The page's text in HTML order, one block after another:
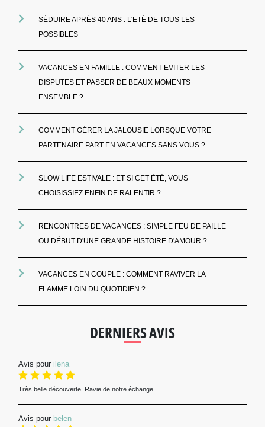
SÉDUIRE APRÈS 40 ANS : L'ETÉ DE TOUS LES
POSSIBLES
VACANCES EN FAMILLE : COMMENT EVITER LES
DISPUTES ET PASSER DE BEAUX MOMENTS
ENSEMBLE ?
COMMENT GÉRER LA JALOUSIE LORSQUE VOTRE
PARTENAIRE PART EN VACANCES SANS VOUS ?
SLOW LIFE ESTIVALE : ET SI CET ÉTÉ, VOUS
CHOISISSIEZ ENFIN DE RALENTIR ?
RENCONTRES DE VACANCES : SIMPLE FEU DE PAILLE
OU DÉBUT D'UNE GRANDE HISTOIRE D'AMOUR ?
VACANCES EN COUPLE : COMMENT RAVIVER LA
FLAMME LOIN DU QUOTIDIEN ?
DERNIERS AVIS
Avis pour ilena
Très belle découverte. Ravie de notre échange....
Avis pour belen